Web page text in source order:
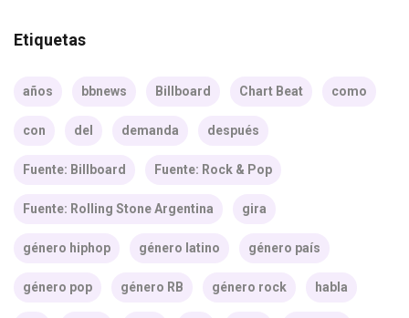
Etiquetas
años bbnews Billboard Chart Beat como
con del demanda después
Fuente: Billboard Fuente: Rock & Pop
Fuente: Rolling Stone Argentina gira
género hiphop género latino género país
género pop género RB género rock habla